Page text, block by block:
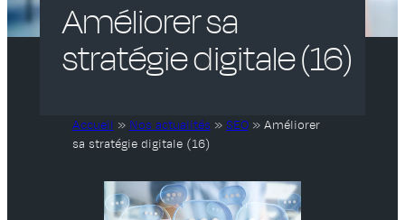
Améliorer sa
stratégie digitale (16)
Accueil » Nos actualités » SEO» Améliorer
sa stratégie digitale (16)